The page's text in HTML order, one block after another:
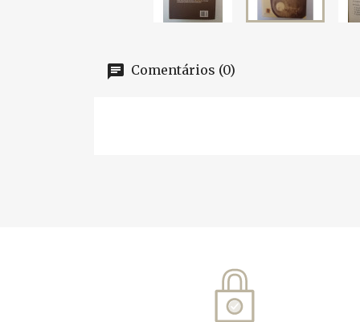
Comentários (0)